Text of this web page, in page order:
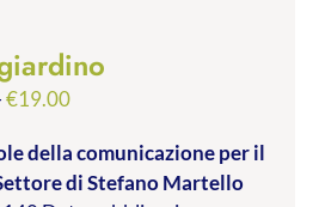
€19.00Fascia
prezzo:
da
della comunicazione per il
di Stefano Martello